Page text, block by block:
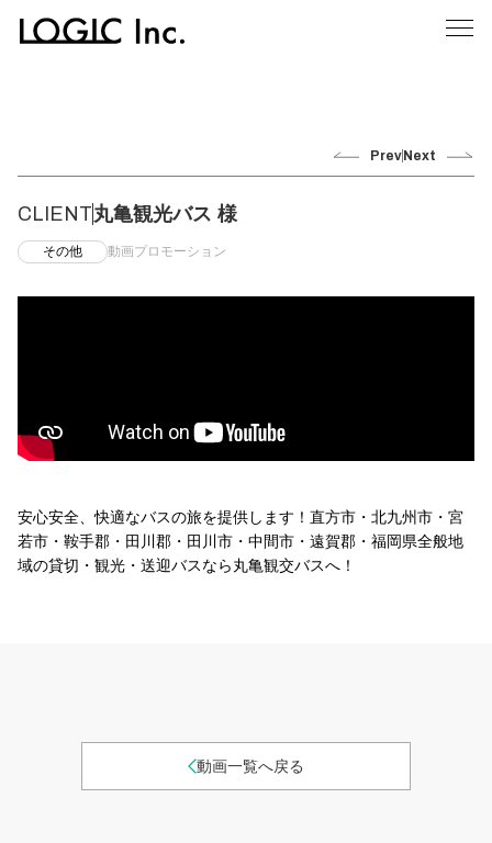
Prev Next
CLIENT丸亀観光バス 様
その他 動画プロモーション
安⼼安全、快適なバスの旅を提供します！直方市・北九州市・宮
若市・鞍手郡・田川郡・田川市・中間市・遠賀郡・福岡県全般地
域の貸切・観光・送迎バスなら丸亀観交バスへ！
動画一覧へ戻る